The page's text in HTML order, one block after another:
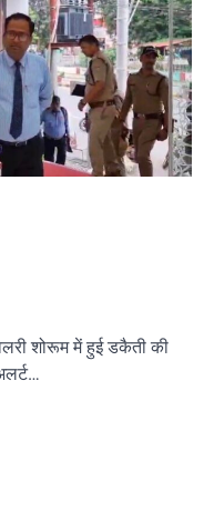
शोरूम में हुई डकैती की